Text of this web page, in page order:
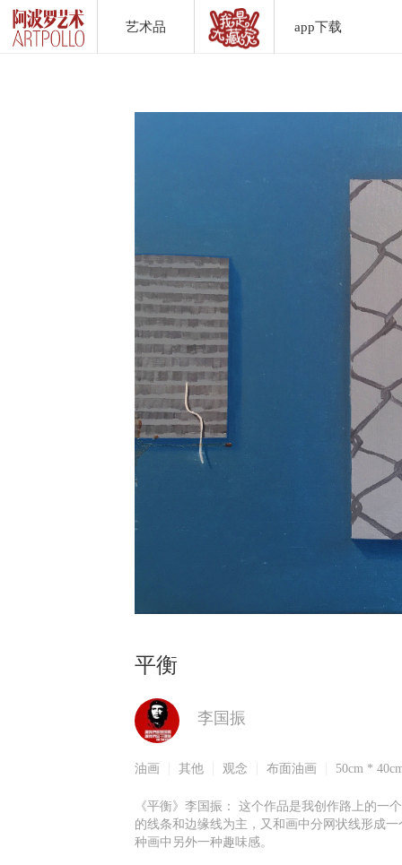
艺术品 app下载
平衡
李国振
油画 其他 观念 布面油画 50cm *
《平衡》李国振： 这个作品是我创作路上的一
的线条和边缘线为主，又和画中分网状线形成
种画中另外一种趣味感。